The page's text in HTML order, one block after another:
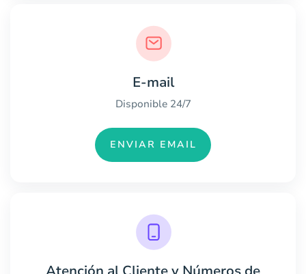
E-mail
Disponible 24/7
ENVIAR EMAIL